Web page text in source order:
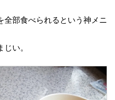
全部食べられるという神メニ
い。